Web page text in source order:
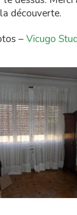
découverte.
–Vicugo